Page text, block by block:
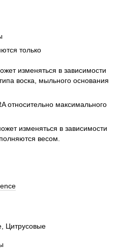
только
изменяться в зависимости
воска, мыльного основания
относительно максимального
изменяться в зависимости
весом.
Цитрусовые